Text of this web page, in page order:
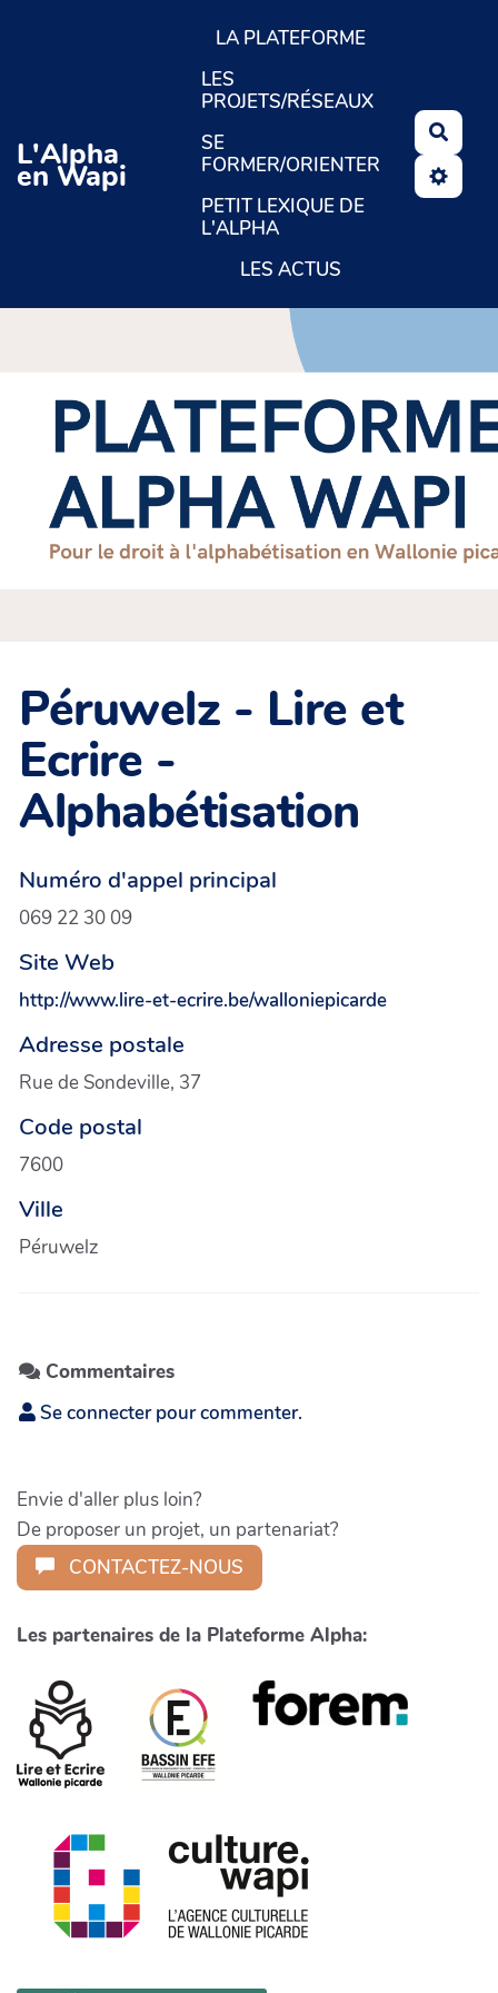
Aller au contenu principal
L'Alpha
en Wapi
LA PLATEFORME
LES
PROJETS/RÉSEAUX
SE
FORMER/ORIENTER
PETIT LEXIQUE DE
L'ALPHA
LES ACTUS
Péruwelz - Lire et
Ecrire -
Alphabétisation
Numéro d'appel principal
069 22 30 09
Site Web
http://www.lire-et-ecrire.be/walloniepicarde
Adresse postale
Rue de Sondeville, 37
Code postal
7600
Ville
Péruwelz
Commentaires
Se connecter pour commenter.
Envie d'aller plus loin?
De proposer un projet, un partenariat?
CONTACTEZ-NOUS
Les partenaires de la Plateforme Alpha: